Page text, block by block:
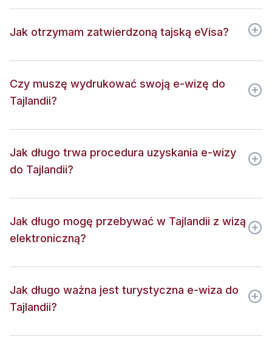
Jak otrzymam zatwierdzoną tajską eVisa?
Czy muszę wydrukować swoją e-wizę do
Tajlandii?
Jak długo trwa procedura uzyskania e-wizy
do Tajlandii?
Jak długo mogę przebywać w Tajlandii z wizą
elektroniczną?
Jak długo ważna jest turystyczna e-wiza do
Tajlandii?